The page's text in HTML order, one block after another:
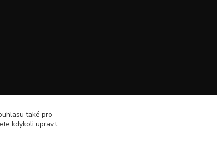
také pro
kdykoli upravit